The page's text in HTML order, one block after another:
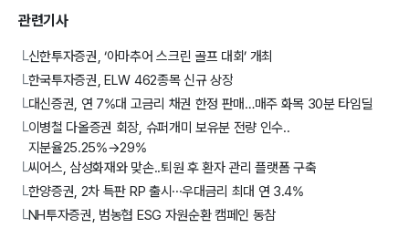
관련기사
└신한투자증권, ‘아마추어 스크린 골프 대회’ 개최
└한국투자증권, ELW 462종목 신규 상장
└대신증권, 연 7%대 고금리 채권 한정 판매…매주 화목 30분 타임딜
└이병철 다올증권 회장, 슈퍼개미 보유분 전량 인수..
지분율25.25%→29%
└씨어스, 삼성화재와 맞손..퇴원 후 환자 관리 플랫폼 구축
└한양증권, 2차 특판 RP 출시···우대금리 최대 연 3.4%
└NH투자증권, 범농협 ESG 자원순환 캠페인 동참